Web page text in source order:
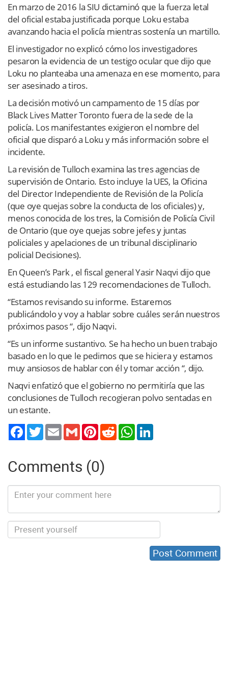
En marzo de 2016 la SIU dictaminó que la fuerza letal
del oficial estaba justificada porque Loku estaba
avanzando hacia el policía mientras sostenía un martillo.
El investigador no explicó cómo los investigadores
pesaron la evidencia de un testigo ocular que dijo que
Loku no planteaba una amenaza en ese momento, para
ser asesinado a tiros.
La decisión motivó un campamento de 15 días por
Black Lives Matter Toronto fuera de la sede de la
policía. Los manifestantes exigieron el nombre del
oficial que disparó a Loku y más información sobre el
incidente.
La revisión de Tulloch examina las tres agencias de
supervisión de Ontario. Esto incluye la UES, la Oficina
del Director Independiente de Revisión de la Policía
(que oye quejas sobre la conducta de los oficiales) y,
menos conocida de los tres, la Comisión de Policía Civil
de Ontario (que oye quejas sobre jefes y juntas
policiales y apelaciones de un tribunal disciplinario
policial Decisiones).
En Queen’s Park , el fiscal general Yasir Naqvi dijo que
está estudiando las 129 recomendaciones de Tulloch.
“Estamos revisando su informe. Estaremos
publicándolo y voy a hablar sobre cuáles serán nuestros
próximos pasos “, dijo Naqvi.
“Es un informe sustantivo. Se ha hecho un buen trabajo
basado en lo que le pedimos que se hiciera y estamos
muy ansiosos de hablar con él y tomar acción “, dijo.
Naqvi enfatizó que el gobierno no permitiría que las
conclusiones de Tulloch recogieran polvo sentadas en
un estante.
TwitterEmail Gmail PinterestReddit WhatsApp
Comments (0)